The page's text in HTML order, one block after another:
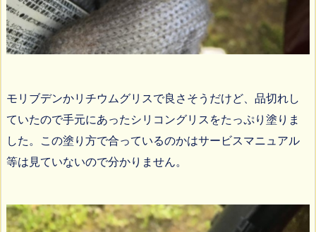
モリブデンかリチウムグリスで良さそうだけど、品切れし
ていたので手元にあったシリコングリスをたっぷり塗りま
した。この塗り方で合っているのかはサービスマニュアル
等は見ていないので分かりません。